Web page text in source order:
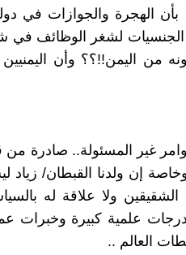
الهجرة والجوازات في
لشغر الوظائف في
من اليمن!!؟؟ وأن
غير المسئولة.. صادرة من
إن ولدنا القبطان/ زياد
ولا علاقة له
علمية كبيرة وخبرات
العالم ..